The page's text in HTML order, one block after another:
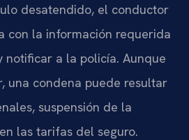
desatendido, el conductor
con la información requerida
notificar a la policía. Aunque
una condena puede resultar
suspensión de la
las tarifas del seguro.